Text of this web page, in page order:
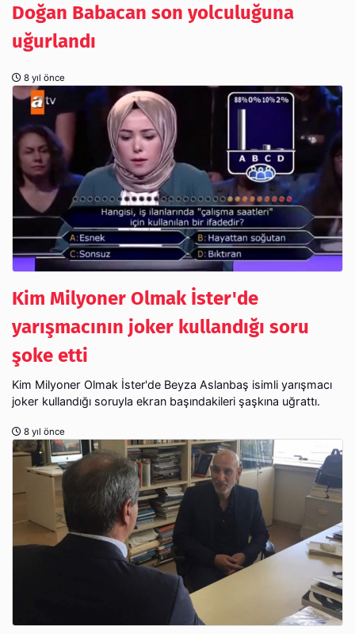
Doğan Babacan son yolculuğuna
uğurlandı
8 yıl önce
Kim Milyoner Olmak İster'de
yarışmacının joker kullandığı soru
şoke etti
Kim Milyoner Olmak İster'de Beyza Aslanbaş isimli yarışmacı
joker kullandığı soruyla ekran başındakileri şaşkına uğrattı.
8 yıl önce